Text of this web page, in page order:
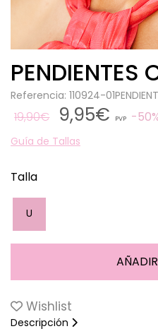
PENDIENTES
Referencia: 110924-
19,90€ 9,95€ PVP
Guía de Tallas
Talla
U
Wishlist
Descripción